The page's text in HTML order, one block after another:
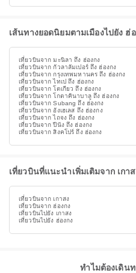
เส้นทางยอดนิยมตามเมืองไปยัง ฮ่
เที่ยวบินจาก มะนิลา ถึง ฮ่องกง
เที่ยวบินจาก กัวลาลัมเปอร์ ถึง ฮ่องกง
เที่ยวบินจาก กรุงเทพมหานคร ถึง ฮ่องกง
เที่ยวบินจาก ไทเป ถึง ฮ่องกง
เที่ยวบินจาก โตเกียว ถึง ฮ่องกง
เที่ยวบินจาก โกตาคินาบาลู ถึง ฮ่องกง
เที่ยวบินจาก Subang ถึง ฮ่องกง
เที่ยวบินจาก อังเฮเลส ถึง ฮ่องกง
เที่ยวบินจาก ไถจง ถึง ฮ่องกง
เที่ยวบินจาก ปีนัง ถึง ฮ่องกง
เที่ยวบินจาก สิงคโปร์ ถึง ฮ่องกง
เที่ยวบินที่แนะนำเพิ่มเติมจาก เกา
เที่ยวบินจาก เกาสง
เที่ยวบินจาก ฮ่องกง
เที่ยวบินไปยัง เกาสง
เที่ยวบินไปยัง ฮ่องกง
ทำไมต้องเดิน